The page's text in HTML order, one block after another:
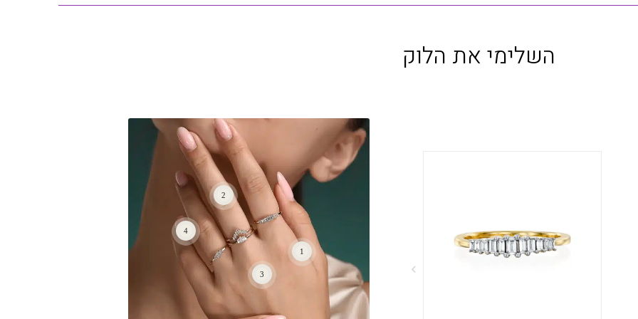
השלימי את הלוק